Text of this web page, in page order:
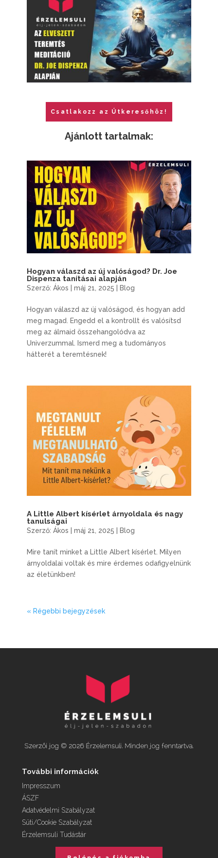
Csatlakozz az Útkeresőhöz!
Ajánlott tartalmak:
Hogyan válaszd az új valóságod? Dr. Joe
Dispenza tanításai alapján
Szerző: Ákos máj 21, 2025 Blog
Hogyan válaszd az új valóságod, és hogyan add
meg magad. Engedd el a kontrollt és valósítsd
meg az álmaid összehangolódva az
Univerzummal. Ismerd meg a tudományos
hátterét a teremtésnek!
A Little Albert kísérlet árnyoldala és nagy
tanulságai
Szerző: Ákos máj 21, 2025 Blog
Mire tanít minket a Little Albert kísérlet. Milyen
árnyoldalai voltak és mire érdemes odafigyelnünk
az életünkben!
« Régebbi bejegyzések
Szerzői jog © 2026 Érzelemsuli. Minden jog fenntartva.
További információk
Impresszum
ÁSZF
Adatvédelmi Szabályzat
Süti/Cookie Szabályzat
Érzelemsuli Tudástár